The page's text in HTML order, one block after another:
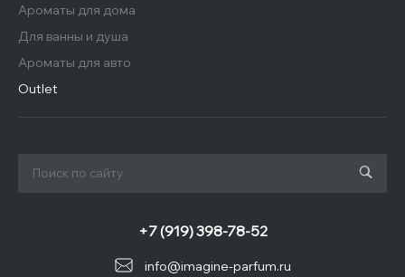
Ароматы для дома
Для ванны и душа
Ароматы для авто
Outlet
info@imagine-parfum.ru
+7 (919) 398-78-52